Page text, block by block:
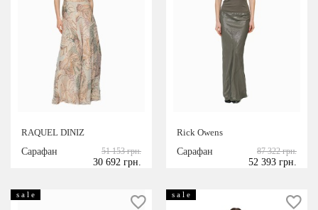
RAQUEL DINIZ
Сарафан
51 153 грн.
30 692 грн.
Rick Owens
Сарафан
87 322 грн.
52 393 грн.
s a l e s a l e